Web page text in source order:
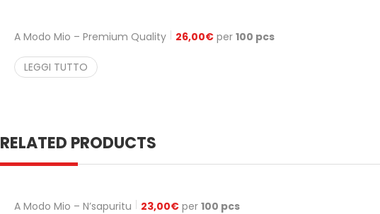
A Modo Mio – Premium Quality 26,00€ per 100 pcs
LEGGI TUTTO
RELATED PRODUCTS
A Modo Mio – N’sapuritu 23,00€ per 100 pcs